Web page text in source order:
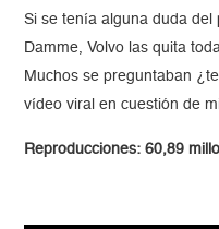
Si se tenía alguna duda del
Damme, Volvo las quita
Muchos se preguntaban
vídeo viral en cuestión de
Reproducciones: 60,89